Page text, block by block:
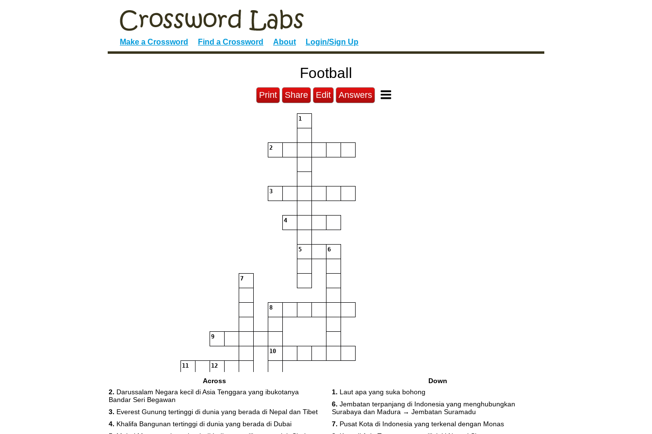
Make a Crossword Find a Crossword About Login/Sign Up
Football
Print Share Edit Answers
1
2
3
4
5 6
7
8
9
10
11 12
14
16
17 18
Across
2. Darussalam Negara kecil di Asia Tenggara yang ibukotanya
Bandar Seri Begawan
3. Everest Gunung tertinggi di dunia yang berada di Nepal dan Tibet
4. Khalifa Bangunan tertinggi di dunia yang berada di Dubai
Down
1. Laut apa yang suka bohong
6. Jembatan terpanjang di Indonesia yang menghubungkan
Surabaya dan Madura → Jembatan Suramadu
7. Pusat Kota di Indonesia yang terkenal dengan Monas